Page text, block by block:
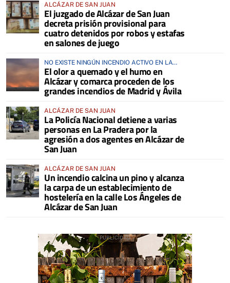
ALCÁZAR DE SAN JUAN
El juzgado de Alcázar de San Juan
decreta prisión provisional para
cuatro detenidos por robos y estafas
en salones de juego
NO EXISTE NINGÚN INCENDIO ACTIVO EN LA
COMARCA
El olor a quemado y el humo en
Alcázar y comarca proceden de los
grandes incendios de Madrid y Ávila
ALCÁZAR DE SAN JUAN
La Policía Nacional detiene a varias
personas en La Pradera por la
agresión a dos agentes en Alcázar de
San Juan
ALCÁZAR DE SAN JUAN
Un incendio calcina un pino y alcanza
la carpa de un establecimiento de
hostelería en la calle Los Ángeles de
Alcázar de San Juan